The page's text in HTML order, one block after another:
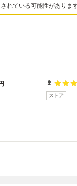
れている可能性がありま
ストア